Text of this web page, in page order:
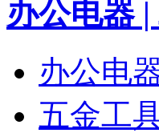
办公电器
办公电
五金工